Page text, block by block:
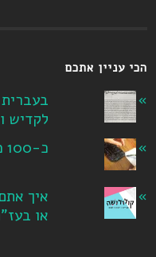
הכי עניין אתכם
לקדיש
כ-100 מילים מולחמות
איך
או